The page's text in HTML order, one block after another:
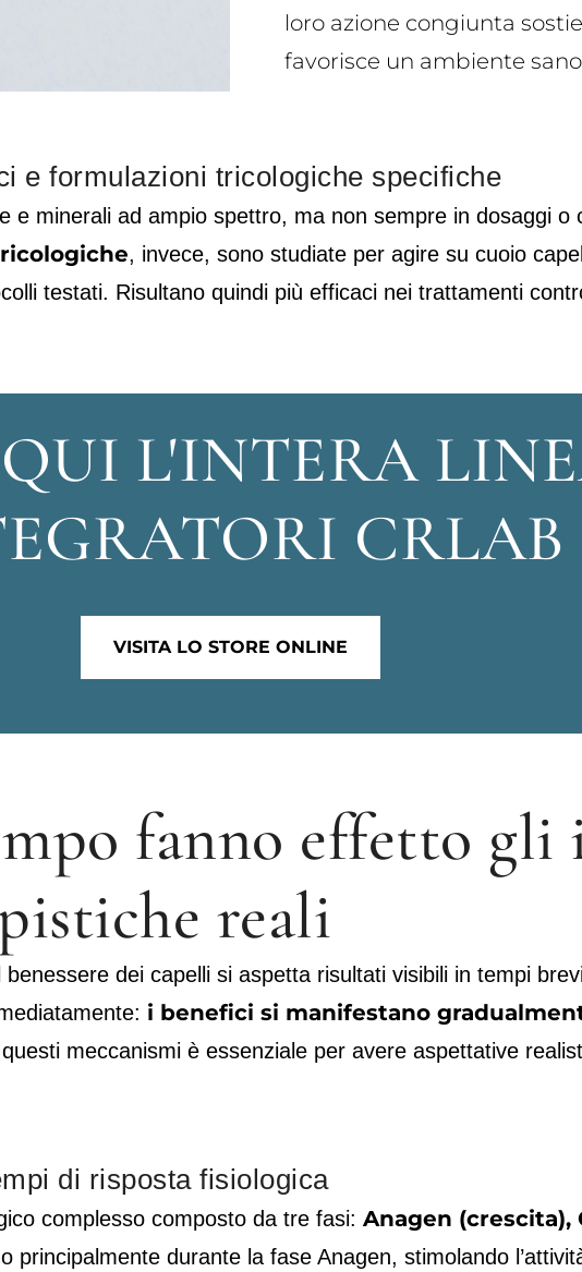
loro azione congiunta
favorisce un ambiente
e formulazioni tricologiche specifiche
e minerali ad ampio spettro, ma non sempre in dosaggi o
, invece, sono studiate per agire su cuoio
testati. Risultano quindi più efficaci nei trattamenti
L'INTERA
CRLAB
VISITA LO STORE ONLINE
fanno effetto
reali
dei capelli si aspetta risultati visibili in tempi
i benefici si manifestano
meccanismi è essenziale per avere aspettative
di risposta fisiologica
complesso composto da tre fasi: Anagen (crescita),
principalmente durante la fase Anagen, stimolando